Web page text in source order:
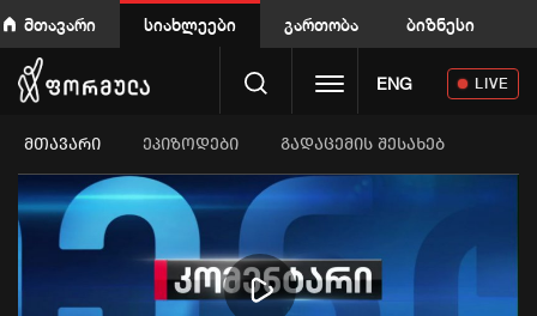
მთავარი სიახლეები გართობა ბიზნესი
Toggle navigation
ENG LIVE
ᲛᲗᲐᲕᲐᲠᲘ ეპიზოდები გადაცემის შესახებ